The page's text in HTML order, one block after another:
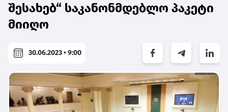
შესახებ“ საკანონმდებლო პაკეტი
მიიღო
30.06.2023 • 9:00